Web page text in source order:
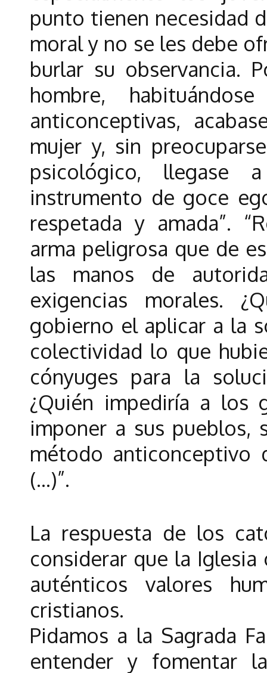
punto tienen necesidad
moral y no se les debe
burlar su observancia.
hombre,
anticonceptivas,
mujer y, sin
psicológico, llegase
instrumento de goce
respetada y amada”.
arma peligrosa que de
las manos de
exigencias morales.
gobierno el aplicar a la
colectividad lo que
cónyuges para la
¿Quién impediría a los
imponer a sus pueblos,
método anticonceptivo
(…)”.
La respuesta de los
considerar que la
auténticos valores
cristianos.
Pidamos a la Sagrada
entender y fomentar